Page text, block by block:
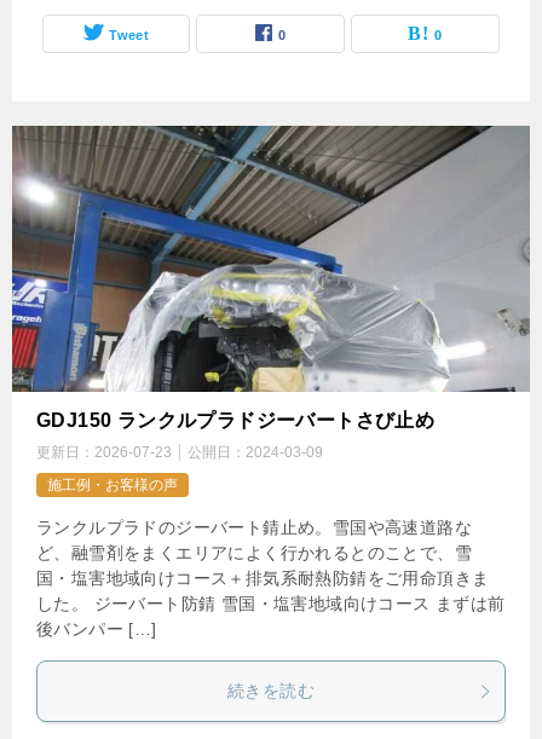
Tweet 0 0
GDJ150 ランクルプラドジーバートさび止め
更新日： 2026-07-23 公開日： 2024-03-09
施工例・お客様の声
ランクルプラドのジーバート錆止め。雪国や高速道路な
ど、融雪剤をまくエリアによく行かれるとのことで、雪
国・塩害地域向けコース＋排気系耐熱防錆をご用命頂きま
した。 ジーバート防錆 雪国・塩害地域向けコース まずは前
後バンパー […]
続きを読む